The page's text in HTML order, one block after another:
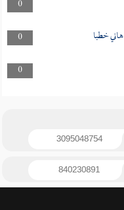
0
0
خطبا
0
3095048754
840230891